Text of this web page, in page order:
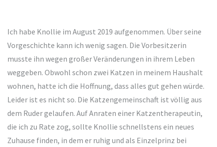
Ich habe Knollie im August 2019 aufgenommen. Über seine
Vorgeschichte kann ich wenig sagen. Die Vorbesitzerin
musste ihn wegen großer Veränderungen in ihrem Leben
weggeben. Obwohl schon zwei Katzen in meinem Haushalt
wohnen, hatte ich die Hoffnung, dass alles gut gehen würde.
Leider ist es nicht so. Die Katzengemeinschaft ist völlig aus
dem Ruder gelaufen. Auf Anraten einer Katzentherapeutin,
die ich zu Rate zog, sollte Knollie schnellstens ein neues
Zuhause finden, in dem er ruhig und als Einzelprinz bei